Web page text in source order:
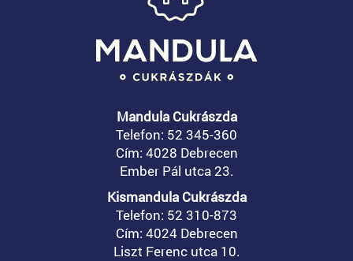
Mandula Cukrászda
Telefon: 52 345-360
Cím: 4028 Debrecen
Ember Pál utca 23.
Kismandula Cukrászda
Telefon: 52 310-873
Cím: 4024 Debrecen
Liszt Ferenc utca 10.